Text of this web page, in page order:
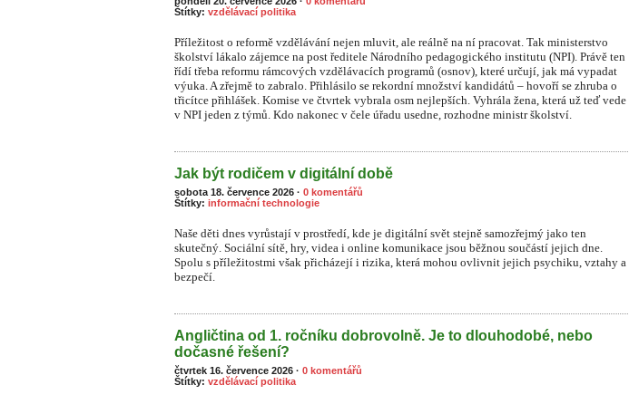
Štítky: vzdělávací politika
Příležitost o reformě vzdělávání nejen mluvit, ale reálně na ní pracovat. Tak ministerstvo
školství lákalo zájemce na post ředitele Národního pedagogického institutu (NPI). Právě ten
řídí třeba reformu rámcových vzdělávacích programů (osnov), které určují, jak má vypadat
výuka. A zřejmě to zabralo. Přihlásilo se rekordní množství kandidátů – hovoří se zhruba o
třicítce přihlášek. Komise ve čtvrtek vybrala osm nejlepších. Vyhrála žena, která už teď vede
v NPI jeden z týmů. Kdo nakonec v čele úřadu usedne, rozhodne ministr školství.
Jak být rodičem v digitální době
sobota 18. července 2026 · 0 komentářů
Štítky: informační technologie
Naše děti dnes vyrůstají v prostředí, kde je digitální svět stejně samozřejmý jako ten
skutečný. Sociální sítě, hry, videa i online komunikace jsou běžnou součástí jejich dne.
Spolu s příležitostmi však přicházejí i rizika, která mohou ovlivnit jejich psychiku, vztahy a
bezpečí.
Angličtina od 1. ročníku dobrovolně. Je to dlouhodobé, nebo
dočasné řešení?
čtvrtek 16. července 2026 · 0 komentářů
Štítky: vzdělávací politika